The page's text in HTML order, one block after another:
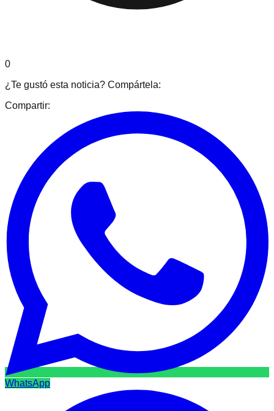
0
¿Te gustó esta noticia? Compártela:
Compartir:
WhatsApp